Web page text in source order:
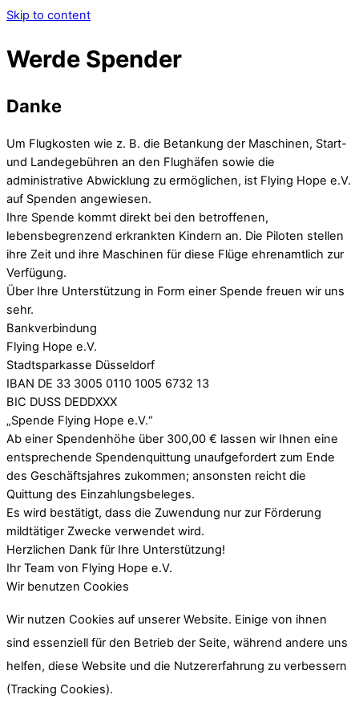
Skip to content
Werde Spender
Danke
Um Flugkosten wie z. B. die Betankung der Maschinen, Start-
und Landegebühren an den Flughäfen sowie die
administrative Abwicklung zu ermöglichen, ist Flying Hope e.V.
auf Spenden angewiesen.
Ihre Spende kommt direkt bei den betroffenen,
lebensbegrenzend erkrankten Kindern an. Die Piloten stellen
ihre Zeit und ihre Maschinen für diese Flüge ehrenamtlich zur
Verfügung.
Über Ihre Unterstützung in Form einer Spende freuen wir uns
sehr.
Bankverbindung
Flying Hope e.V.
Stadtsparkasse Düsseldorf
IBAN DE 33 3005 0110 1005 6732 13
BIC DUSS DEDDXXX
„Spende Flying Hope e.V.“
Ab einer Spendenhöhe über 300,00 € lassen wir Ihnen eine
entsprechende Spendenquittung unaufgefordert zum Ende
des Geschäftsjahres zukommen; ansonsten reicht die
Quittung des Einzahlungsbeleges.
Es wird bestätigt, dass die Zuwendung nur zur Förderung
mildtätiger Zwecke verwendet wird.
Herzlichen Dank für Ihre Unterstützung!
Ihr Team von Flying Hope e.V.
Wir benutzen Cookies
Wir nutzen Cookies auf unserer Website. Einige von ihnen
sind essenziell für den Betrieb der Seite, während andere uns
helfen, diese Website und die Nutzererfahrung zu verbessern
(Tracking Cookies).